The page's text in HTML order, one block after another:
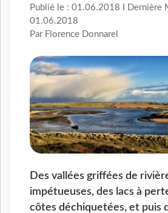
Publié le : 01.06.2018 I Dernière
01.06.2018
Par Florence Donnarel
Des vallées griffées de
impétueuses, des lacs à
côtes déchiquetées, et puis